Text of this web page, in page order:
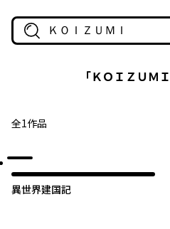
作品名・作家名で探す
「ＫＯＩＺＵＭＩ
全1作品
異世界建国記